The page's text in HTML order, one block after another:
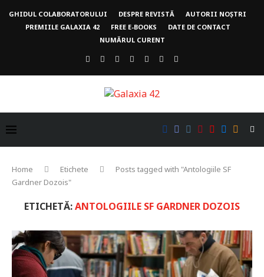
GHIDUL COLABORATORULUI DESPRE REVISTĂ
AUTORII NOȘTRI
PREMIILE GALAXIA 42
FREE E-BOOKS
DATE DE CONTACT
NUMĂRUL CURENT
Home Etichete
Posts tagged with "Antologiile SF
Gardner Dozois"
ETICHETĂ:ANTOLOGIILE SF GARDNER DOZOIS